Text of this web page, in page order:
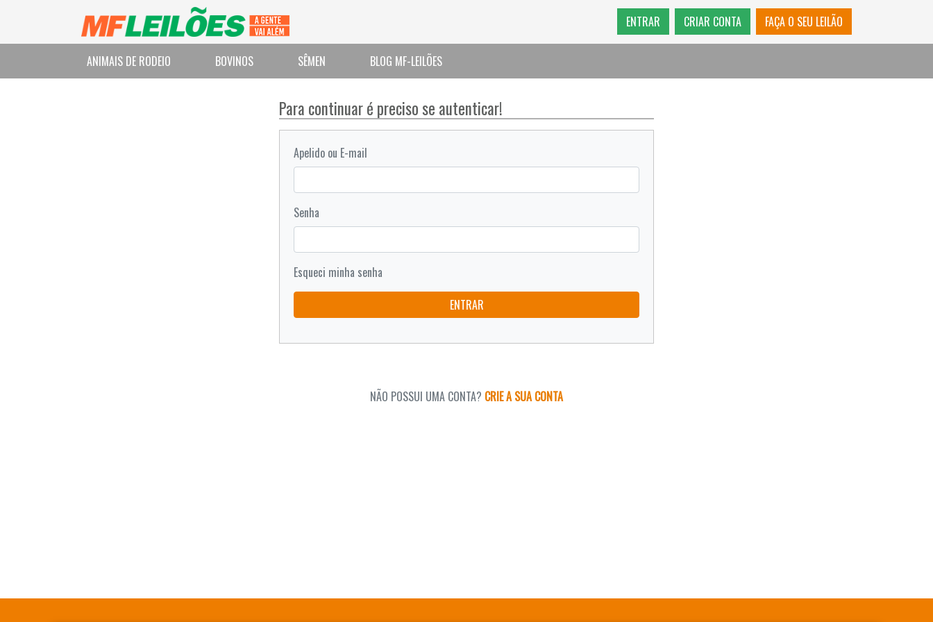
ENTRAR CRIAR CONTA FAÇA O SEU LEILÃO
ANIMAIS DE RODEIO BOVINOS SÊMEN BLOG MF-LEILÕES
Para continuar é preciso se autenticar!
Apelido ou E-mail
Senha
Esqueci minha senha
ENTRAR
NÃO POSSUI UMA CONTA? CRIE A SUA CONTA